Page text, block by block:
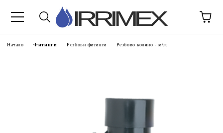
Начало Фитинги Резбови фитинги Резбово коляно - м/ж